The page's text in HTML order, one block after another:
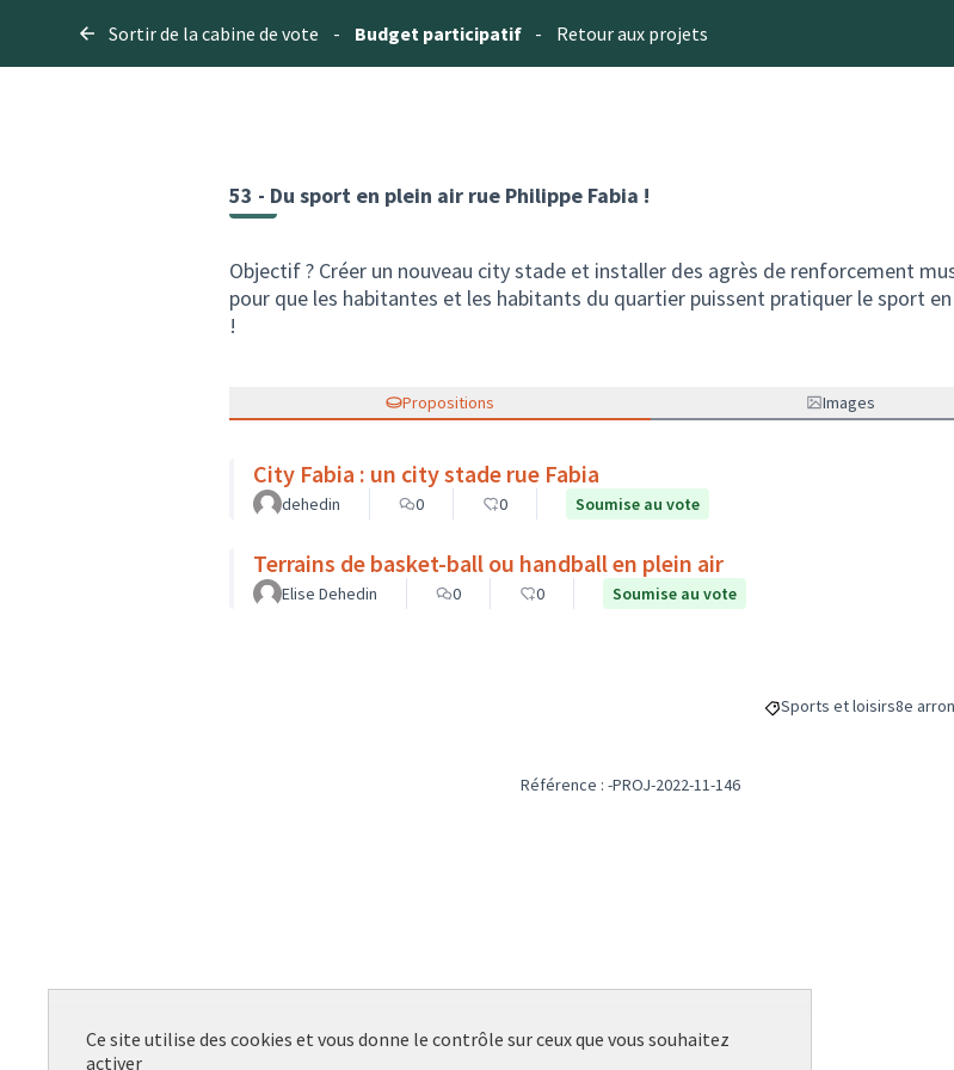
Sortir de la cabine de vote - Budget participatif - Retour aux projets
53 - Du sport en plein air rue Philippe Fabia !
Objectif ? Créer un nouveau city stade et installer des agrès de renforcement
pour que les habitantes et les habitants du quartier puissent pratiquer le sport
!
Propositions Images
City Fabia : un city stade rue Fabia
dehedin 0 0 Soumise au vote
Terrains de basket-ball ou handball en plein air
Elise Dehedin 0 0 Soumise au vote
Filtrer les résultats de
Sports et loisirsFiltrer
8e
Référence : -PROJ-2022-11-146
Ce site utilise des cookies et vous donne le contrôle sur ceux que vous souhaitez
activer